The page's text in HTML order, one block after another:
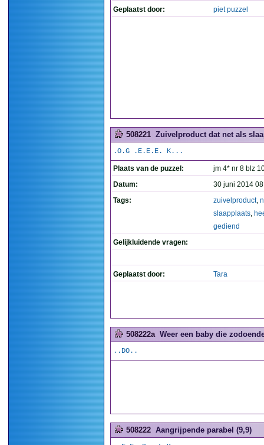
Geplaatst door: piet puzzel
508221 Zuivelproduct dat net als
.O.G .E.E.E. K...
Plaats van de puzzel:
jm 4* nr 8 blz
Datum:
30 juni 2014
Tags:
zuivelproduct,
slaapplaats,
gediend
Gelijkluidende vragen:
Geplaatst door: Tara
508222a Weer een baby die
..DO..
508222 Aangrijpende parabel (9,9)